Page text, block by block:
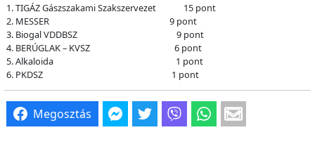
TIGÁZ Gászszakami Szakszervezet 15 pont
MESSER 9 pont
Biogal VDDBSZ 9 pont
BERÚGLAK – KVSZ 6 pont
Alkaloida 1 pont
PKDSZ 1 pont
Megosztás